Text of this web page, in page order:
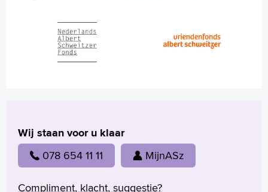
Wij staan voor u klaar
078 654 11 11 MijnASz
Compliment, klacht, suggestie?